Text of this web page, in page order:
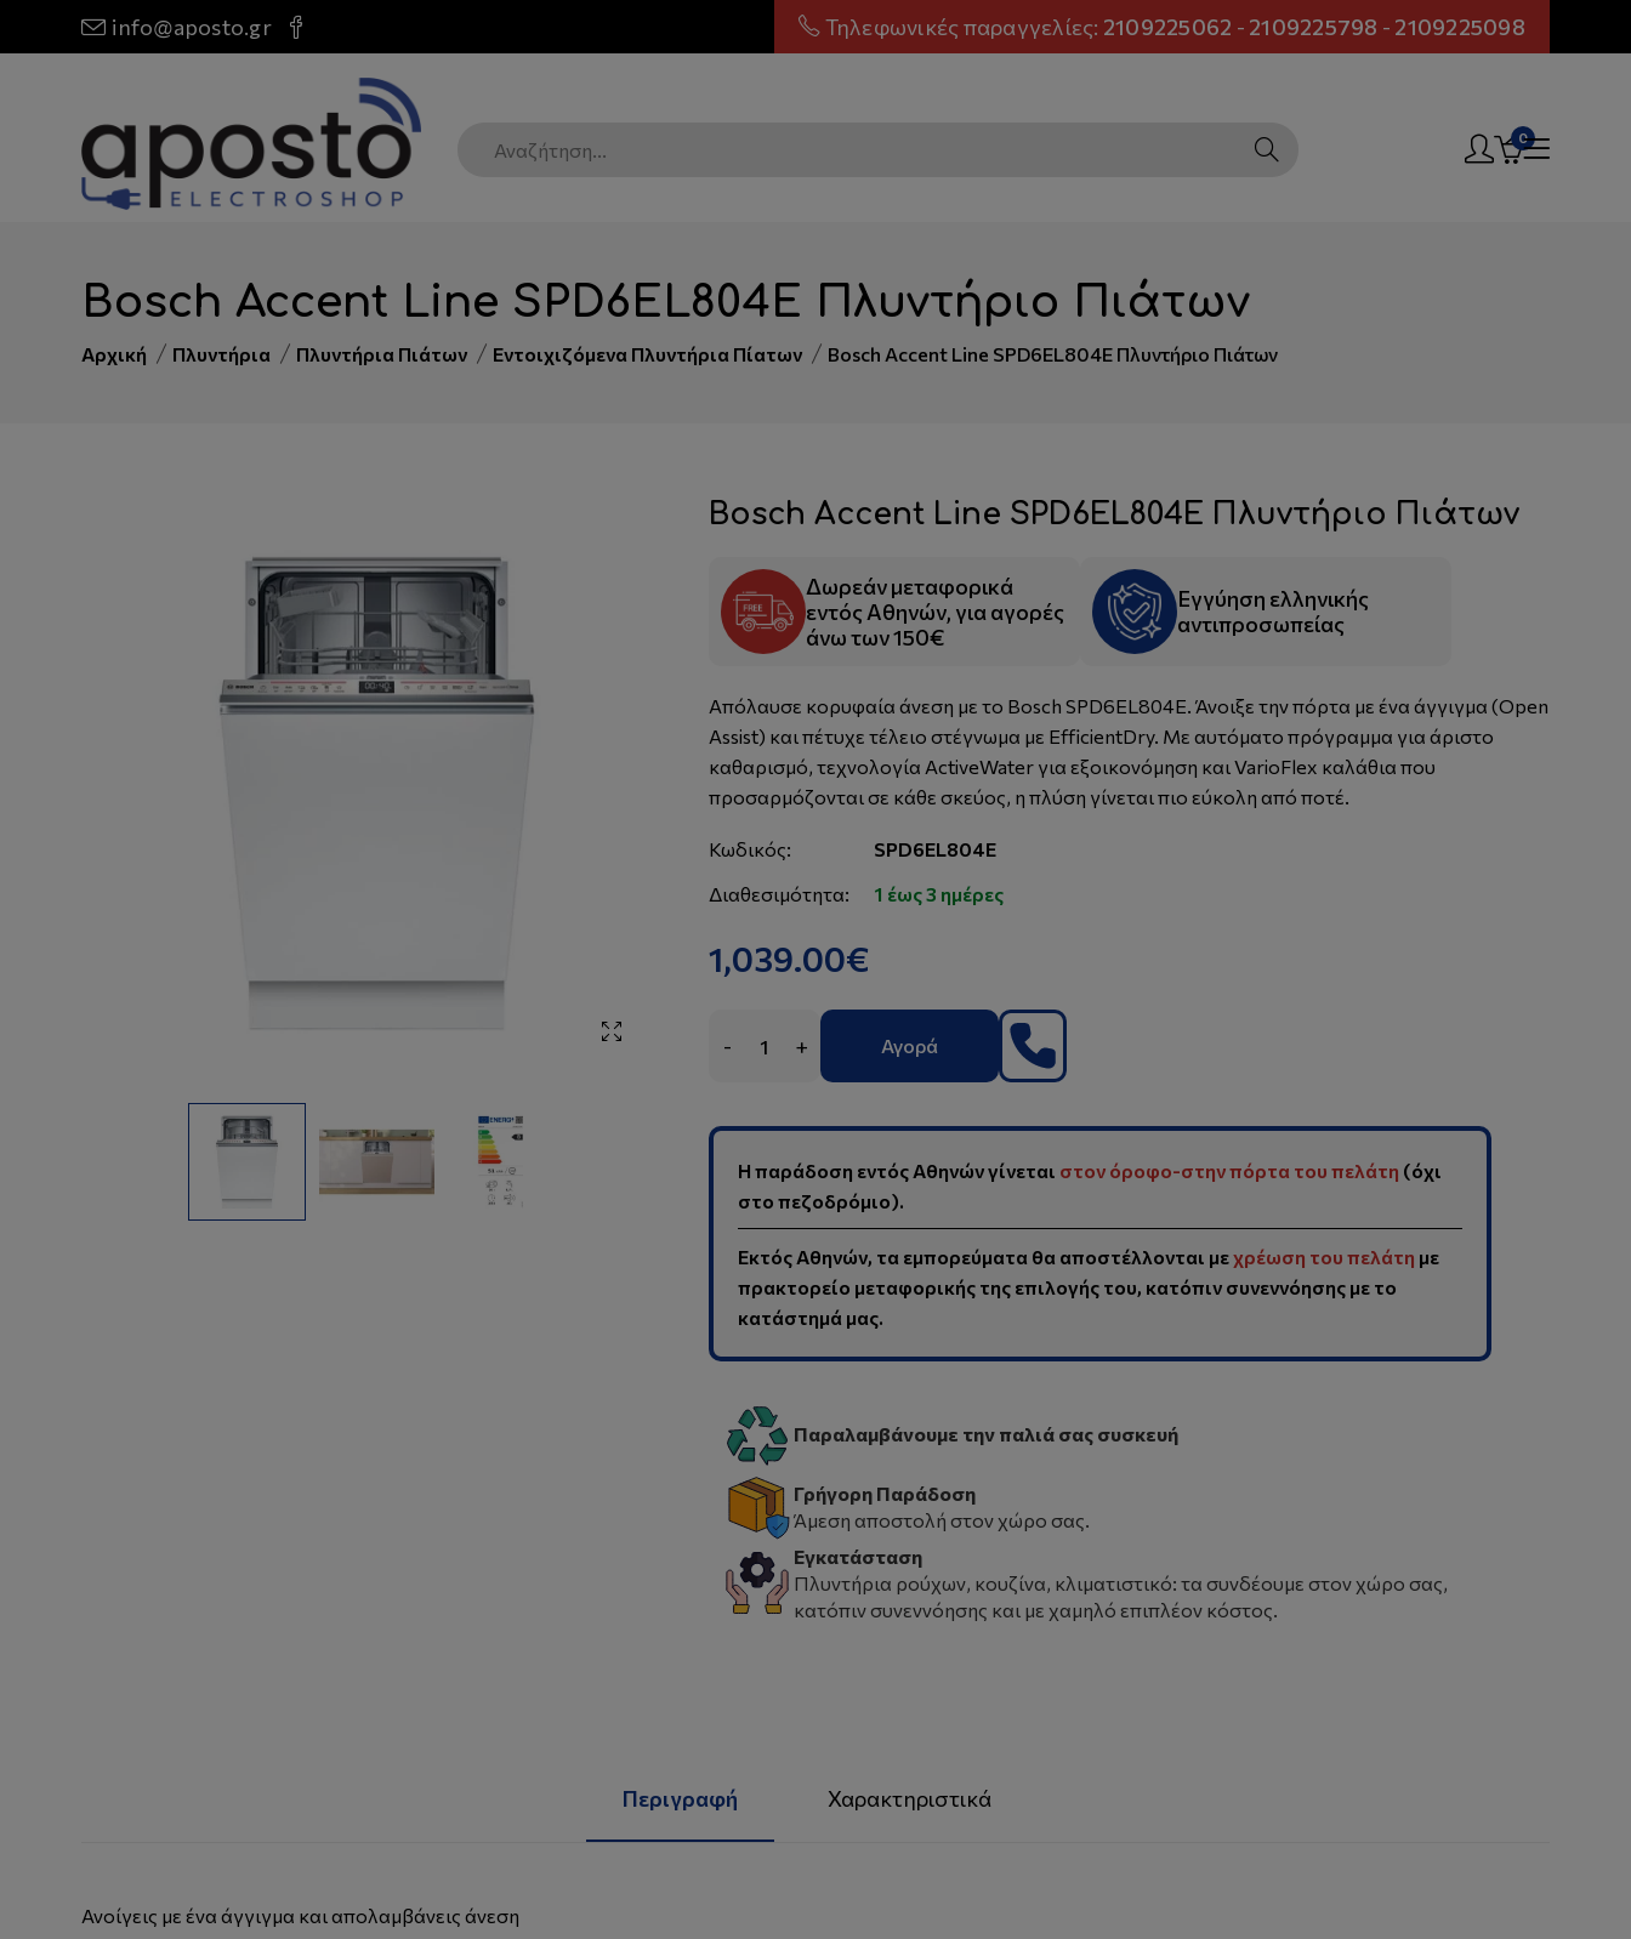
info@aposto.gr Τηλεφωνικές παραγγελίες: 2109225062 - 2109225798 - 2109225098
0
Bosch Accent Line SPD6EL804E Πλυντήριο Πιάτων
Αρχική Πλυντήρια Πλυντήρια Πιάτων Εντοιχιζόμενα Πλυντήρια Πίατων Bosch Accent Line SPD6EL804E Πλυντήριο Πιάτων
Bosch Accent Line SPD6EL804E Πλυντήριο Πιάτων
Δωρεάν μεταφορικά
εντός Αθηνών, για αγορές
άνω των 150€
Εγγύηση ελληνικής
αντιπροσωπείας
Απόλαυσε κορυφαία άνεση με το Bosch SPD6EL804E. Άνοιξε την πόρτα με ένα άγγιγμα (Open
Assist) και πέτυχε τέλειο στέγνωμα με EfficientDry. Με αυτόματο πρόγραμμα για άριστο
καθαρισμό, τεχνολογία ActiveWater για εξοικονόμηση και VarioFlex καλάθια που
προσαρμόζονται σε κάθε σκεύος, η πλύση γίνεται πιο εύκολη από ποτέ.
Κωδικός:
SPD6EL804E
Διαθεσιμότητα:
1 έως 3 ημέρες
1,039.00€
- + Αγορά
Η παράδοση εντός Αθηνών γίνεται στον όροφο-στην πόρτα του πελάτη (όχι
στο πεζοδρόμιο).
Εκτός Αθηνών, τα εμπορεύματα θα αποστέλλονται μεχρέωση του πελάτη με
πρακτορείο μεταφορικής της επιλογής του, κατόπιν συνεννόησης με το
κατάστημά μας.
Παραλαμβάνουμε την παλιά σας συσκευή
Γρήγορη Παράδοση
Άμεση αποστολή στον χώρο σας.
Εγκατάσταση
Πλυντήρια ρούχων, κουζίνα, κλιματιστικό: τα συνδέουμε στον χώρο σας,
κατόπιν συνεννόησης και με χαμηλό επιπλέον κόστος.
Περιγραφή Χαρακτηριστικά
Ανοίγεις με ένα άγγιγμα και απολαμβάνεις άνεση